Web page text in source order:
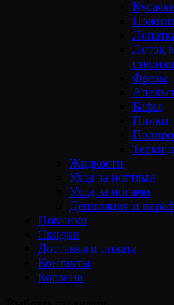
Лоток
Фрезы
Бафы
Пилки
Терки
Жидкости
Уход за ногтями
Уход за ногами
Депиляция и
Новинки
Скидки
Доставка и оплата
Контакты
Корзина